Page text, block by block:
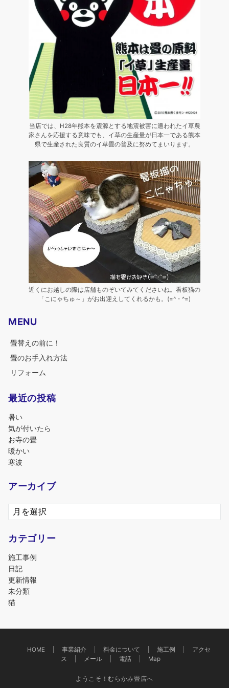
当店では、H28年熊本を震源とする地震被害に遭われたイ草農
家さんを応援する意味でも、イ草の生産量が日本一である熊本
県で生産された良質のイ草畳の普及に努めてまいります。
近くにお越しの際は店舗ものぞいてみてくださいね。看板猫の
「こにゃちゅ～」がお出迎えしてくれるかも。(=^・^=)
MENU
畳替えの前に！
畳のお手入れ方法
リフォーム
最近の投稿
暑い
気が付いたら
お寺の畳
暖かい
寒波
アーカイブ
ア
ー
イ
カテゴリー
施工事例
日記
更新情報
未分類
猫
HOME 事業紹介 料金について 施工例
アクセ
ス
メール 電話 Map
ようこそ！むらかみ畳店へ